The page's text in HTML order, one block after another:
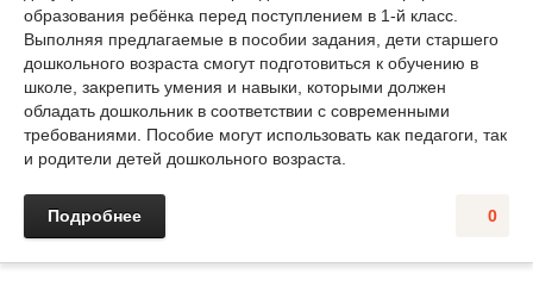
образования ребёнка перед поступлением в 1-й класс.
Выполняя предлагаемые в пособии задания, дети старшего
дошкольного возраста смогут подготовиться к обучению в
школе, закрепить умения и навыки, которыми должен
обладать дошкольник в соответствии с современными
требованиями. Пособие могут использовать как педагоги, так
и родители детей дошкольного возраста.
0
Подробнее